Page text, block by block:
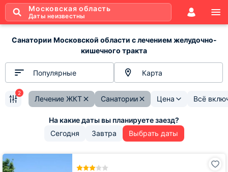
Московская область
Даты неизвестны
Санатории Московской области с лечением желудочно-
кишечного тракта
Популярные Карта
Лечение ЖКТ Санатории Цена Всё
2
Сегодня Завтра Выбрать даты
Санаторий
Орбита-2